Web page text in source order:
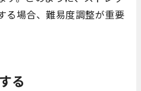
る場合、難易度調整が重要
る